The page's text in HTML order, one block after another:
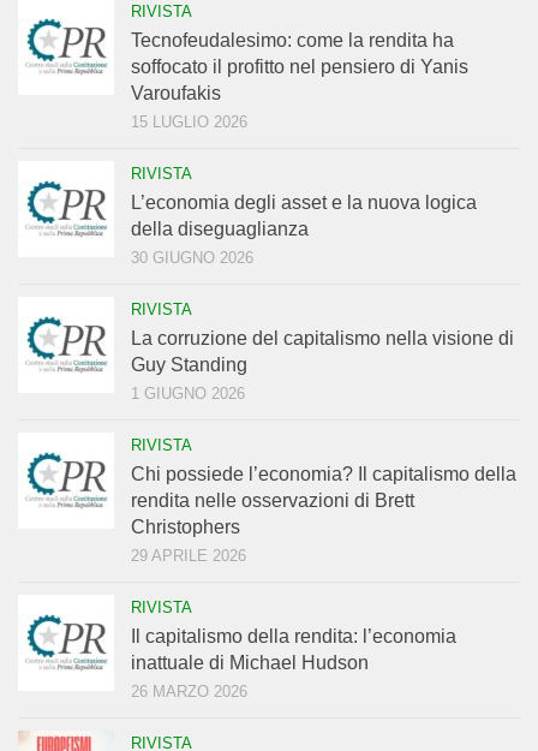
RIVISTA
Tecnofeudalesimo: come la rendita ha
soffocato il profitto nel pensiero di Yanis
Varoufakis
15 LUGLIO 2026
RIVISTA
L’economia degli asset e la nuova logica
della diseguaglianza
30 GIUGNO 2026
RIVISTA
La corruzione del capitalismo nella visione di
Guy Standing
1 GIUGNO 2026
RIVISTA
Chi possiede l’economia? Il capitalismo della
rendita nelle osservazioni di Brett
Christophers
29 APRILE 2026
RIVISTA
Il capitalismo della rendita: l’economia
inattuale di Michael Hudson
26 MARZO 2026
RIVISTA